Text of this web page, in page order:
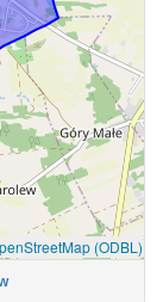
(ODBL)